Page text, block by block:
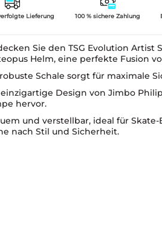
Lieferung 100 % sichere Zahlung
Sie den TSG Evolution Artist
Helm, eine perfekte Fusion
Schale sorgt für maximale
einzigartige Design von Jimbo
hervor.
und verstellbar, ideal für
nach Stil und Sicherheit.